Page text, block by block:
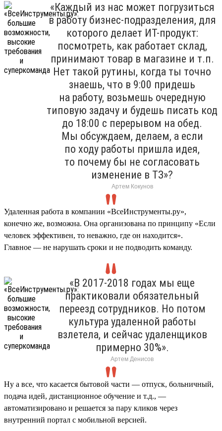
«Каждый из нас может погрузиться
в работу бизнес-подразделения, для
которого делает ИТ-продукт:
посмотреть, как работает склад,
принимают товар в магазине и т.п.
Нет такой рутины, когда ты точно
знаешь, что в 9:00 придешь
на работу, возьмешь очередную
типовую задачу и будешь писать код
до 18:00 с перерывом на обед.
Мы обсуждаем, делаем, а если
по ходу работы пришла идея,
то почему бы не согласовать
изменение в ТЗ»?
Артем Кокунов
Удаленная работа в компании «ВсеИнструменты.ру»,
конечно же, возможна. Она организована по принципу «Если
человек эффективен, то неважно, где он находится».
Главное — не нарушать сроки и не подводить команду.
«В 2017-2018 годах мы еще
практиковали обязательный
переезд сотрудников. Но потом
культура удаленной работы
взлетела, и сейчас удаленщиков
примерно 30%».
Артем Денисов
Ну а все, что касается бытовой части — отпуск, больничный,
подача идей, дистанционное обучение и т.д., —
автоматизировано и решается за пару кликов через
внутренний портал с мобильной версией.